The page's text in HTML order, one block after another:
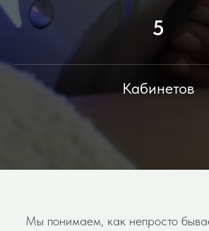
5
Кабинетов
Мы понимаем, как непросто